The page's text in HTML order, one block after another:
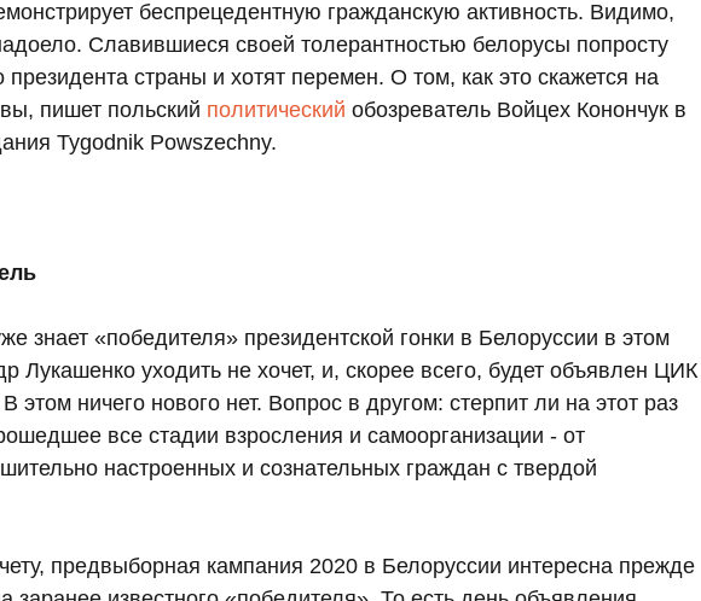
беспрецедентную гражданскую активность. Видимо,
Славившиеся своей толерантностью белорусы попросту
страны и хотят перемен. О том, как это скажется на
пишет польский политический обозреватель Войцех Конончук в
Tygodnik Powszechny.
знает «победителя» президентской гонки в Белоруссии в этом
Лукашенко уходить не хочет, и, скорее всего, будет объявлен ЦИК
ничего нового нет. Вопрос в другом: стерпит ли на этот раз
все стадии взросления и самоорганизации - от
настроенных и сознательных граждан с твердой
предвыборная кампания 2020 в Белоруссии интересна прежде